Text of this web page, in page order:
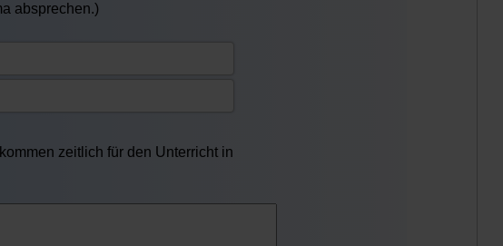
absprechen.)
zeitlich für den Unterricht in